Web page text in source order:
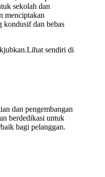
sekolah dan
menciptakan
kondusif dan bebas
sendiri di
dan pengembangan
berdedikasi untuk
bagi pelanggan.